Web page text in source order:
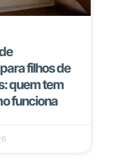
filhos de
quem tem
funciona